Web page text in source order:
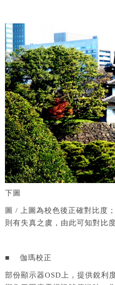
下圖
圖 / 上圖為校色後正確對比度
則有失真之虞，由此可知對比
■ 伽瑪校正
部份顯示器OSD上，提供銳利